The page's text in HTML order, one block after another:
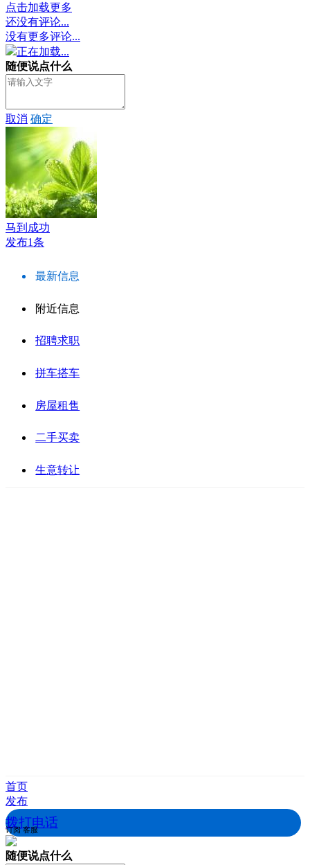
点击加载更多
还没有评论...
没有更多评论...
正在加载...
随便说点什么
取消 确定
马到成功
发布1条
最新信息
附近信息
招聘求职
拼车搭车
房屋租售
二手买卖
生意转让
首页
发布
拨打电话
订阅 客服
随便说点什么